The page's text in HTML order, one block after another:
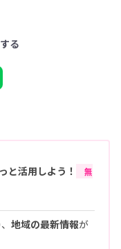
る
と活用しよう！
無
地域の最新情報が